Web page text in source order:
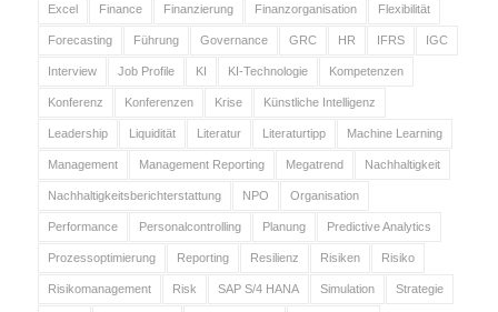
Excel Finance Finanzierung Finanzorganisation Flexibilität
Forecasting Führung Governance GRC HR IFRS IGC
Interview Job Profile KI KI-Technologie Kompetenzen
Konferenz Konferenzen Krise Künstliche Intelligenz
Leadership Liquidität Literatur Literaturtipp Machine Learning
Management Management Reporting Megatrend Nachhaltigkeit
Nachhaltigkeitsberichterstattung NPO Organisation
Performance Personalcontrolling Planung Predictive Analytics
Prozessoptimierung Reporting Resilienz Risiken Risiko
Risikomanagement Risk SAP S/4 HANA Simulation Strategie